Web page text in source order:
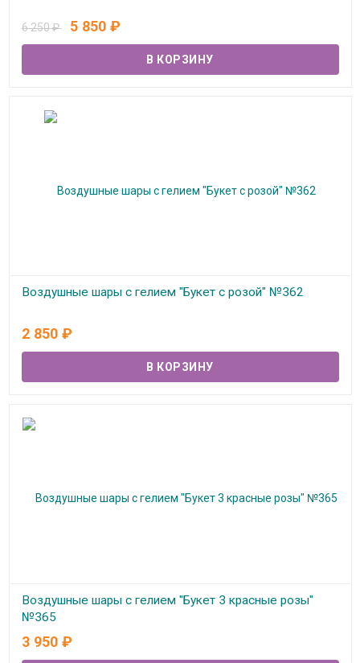
6 250₽ 5 850 ₽
Воздушные шары с гелием "Букет с розой" №362
2 850 ₽
Воздушные шары с гелием "Букет 3 красные розы"
№365
В наличии
3 950 ₽